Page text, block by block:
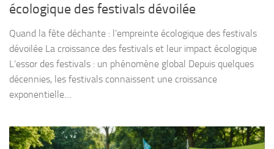
écologique des festivals dévoilée
Quand la fête déchante : l’empreinte écologique des festivals
dévoilée La croissance des festivals et leur impact écologique
L’essor des festivals : un phénomène global Depuis quelques
décennies, les festivals connaissent une croissance
exponentielle....